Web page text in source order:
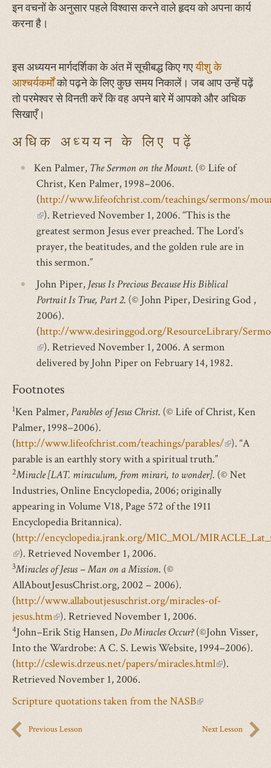
external)
इन वचनों के अनुसार पहले विश्वास करने वाले हृदय को अपना कार्य
करना है।
इस अध्ययन मार्गदर्शिका के अंत में सूचीबद्ध किए गएयीशु के
आश्चर्यकर्मोंको पढ़ने के लिए कुछ समय निकालें। जब आप उन्हें पढ़ें
तो परमेश्वर से विनती करें कि वह अपने बारे में आपको और अधिक
सिखाएँ।
अधिक अध्ययन के लिए पढ़ें
Ken Palmer, The Sermon on the Mount. (© Life of
Christ, Ken Palmer, 1998–2006.
(http://www.lifeofchrist.com/teachings/sermons/
(link
is
external)
). Retrieved November 1, 2006. “This is the
greatest sermon Jesus ever preached. The Lord’s
prayer, the beatitudes, and the golden rule are in
this sermon.”
John Piper, Jesus Is Precious Because His Biblical
Portrait Is True, Part 2. (© John Piper, Desiring God ,
2006).
(http://www.desiringgod.org/ResourceLibrary/
(link
is
). Retrieved November 1, 2006. A sermon
delivered by John Piper on February 14, 1982.
Footnotes
1Ken Palmer,Parables of Jesus Christ. (© Life of Christ, Ken
Palmer, 1998–2006).
(http://www.lifeofchrist.com/teachings/parables/(link
external)
). “A
parable is an earthly story with a spiritual truth.”
2Miracle [LAT. miraculum, from mirari, to wonder]. (© Net
Industries, Online Encyclopedia, 2006; originally
appearing in Volume V18, Page 572 of the 1911
Encyclopedia Britannica).
(http://encyclopedia.jrank.org/MIC_MOL/
(link
is
external)
). Retrieved November 1, 2006.
3Miracles of Jesus – Man on a Mission. (©
AllAboutJesusChrist.org, 2002 – 2006).
(http://www.allaboutjesuschrist.org/miracles-of-
jesus.htm(link
is
external)
). Retrieved November 1, 2006.
4John–Erik Stig Hansen,Do Miracles Occur?(©John Visser,
Into the Wardrobe: A C. S. Lewis Website, 1994–2006).
(http://cslewis.drzeus.net/papers/miracles.html(link
).
Retrieved November 1, 2006.
Scripture quotations taken from the NASB(link
external)
Previous Lesson Next Lesson